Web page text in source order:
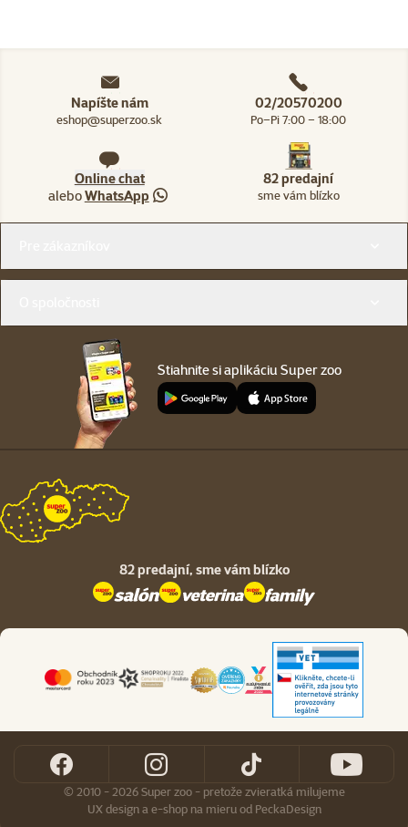
Napíšte nám
eshop@superzoo.sk
02/20570200
Po–Pi 7:00 – 18:00
Online chat
aleboWhatsApp
82 predajní
sme vám blízko
Stiahnite si aplikáciu Super zoo
82 predajní, sme vám blízko
© 2010 - 2026 Super zoo - pretože zvieratká milujeme
UX designae-shop na mieruod PeckaDesign